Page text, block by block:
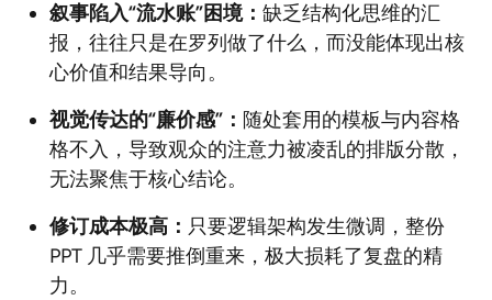
叙事陷入“流水账”困境： 缺乏结构化思维的汇
报，往往只是在罗列做了什么，而没能体现出核
心价值和结果导向。
视觉传达的“廉价感”： 随处套用的模板与内容格
格不入，导致观众的注意力被凌乱的排版分散，
无法聚焦于核心结论。
修订成本极高： 只要逻辑架构发生微调，整份
PPT 几乎需要推倒重来，极大损耗了复盘的精
力。